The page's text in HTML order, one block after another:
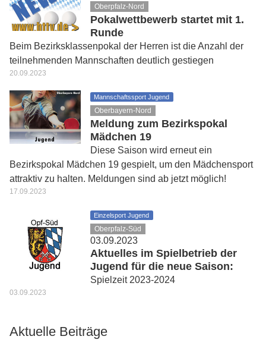
Oberpfalz-Nord
Pokalwettbewerb startet mit 1.
Runde
Beim Bezirksklassenpokal der Herren ist die Anzahl der
teilnehmenden Mannschaften deutlich gestiegen
20.09.2023
Mannschaftssport Jugend
Oberbayern-Nord
Meldung zum Bezirkspokal
Mädchen 19
Diese Saison wird erneut ein
Bezirkspokal Mädchen 19 gespielt, um den Mädchensport
attraktiv zu halten. Meldungen sind ab jetzt möglich!
17.09.2023
Einzelsport Jugend
Oberpfalz-Süd
03.09.2023
Aktuelles im Spielbetrieb der
Jugend für die neue Saison:
Spielzeit 2023-2024
03.09.2023
Aktuelle Beiträge